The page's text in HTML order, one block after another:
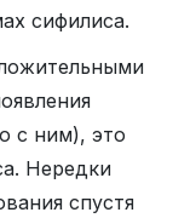
сифилиса.
с ним), это
Нередки
спустя